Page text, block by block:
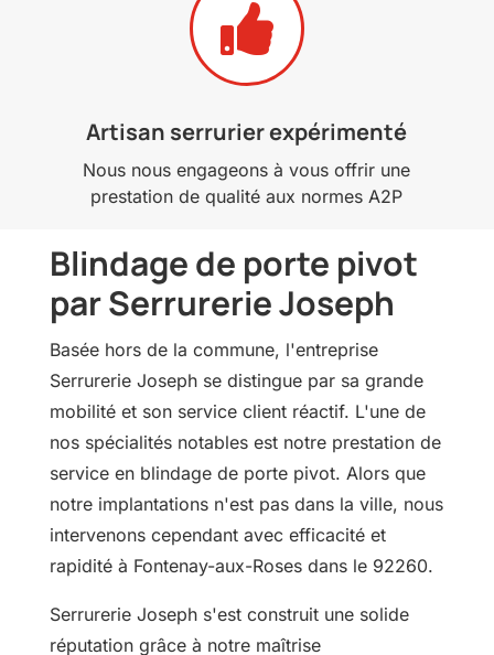

Artisan serrurier expérimenté
Nous nous engageons à vous offrir une
prestation de qualité aux normes A2P
Blindage de porte pivot
par Serrurerie Joseph
Basée hors de la commune, l'entreprise
Serrurerie Joseph se distingue par sa grande
mobilité et son service client réactif. L'une de
nos spécialités notables est notre prestation de
service en blindage de porte pivot. Alors que
notre implantations n'est pas dans la ville, nous
intervenons cependant avec efficacité et
rapidité à Fontenay-aux-Roses dans le 92260.
Serrurerie Joseph s'est construit une solide
réputation grâce à notre maîtrise